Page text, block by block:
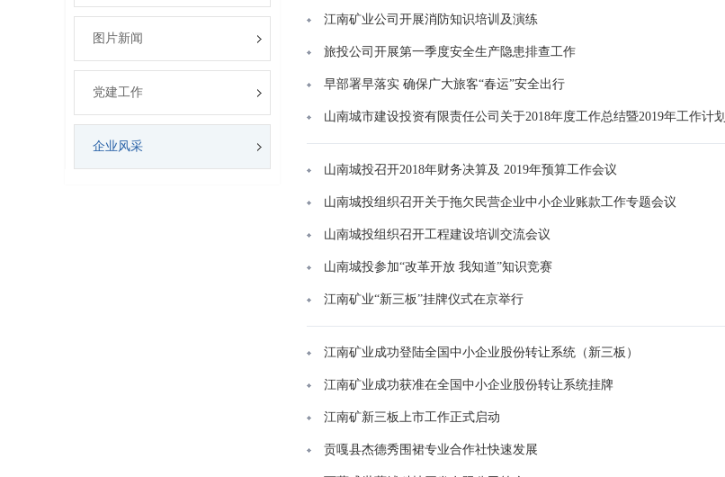
图片新闻
党建工作
企业风采
江南矿业公司开展消防知识培训及演练
旅投公司开展第一季度安全生产隐患排查工作
早部署早落实 确保广大旅客“春运”安全出行
山南城市建设投资有限责任公司关于2018年度工作总结暨2019年工作计划
山南城投召开2018年财务决算及 2019年预算工作会议
山南城投组织召开关于拖欠民营企业中小企业账款工作专题会议
山南城投组织召开工程建设培训交流会议
山南城投参加“改革开放 我知道”知识竞赛
江南矿业“新三板”挂牌仪式在京举行
江南矿业成功登陆全国中小企业股份转让系统（新三板）
江南矿业成功获准在全国中小企业股份转让系统挂牌
江南矿新三板上市工作正式启动
贡嘎县杰德秀围裙专业合作社快速发展